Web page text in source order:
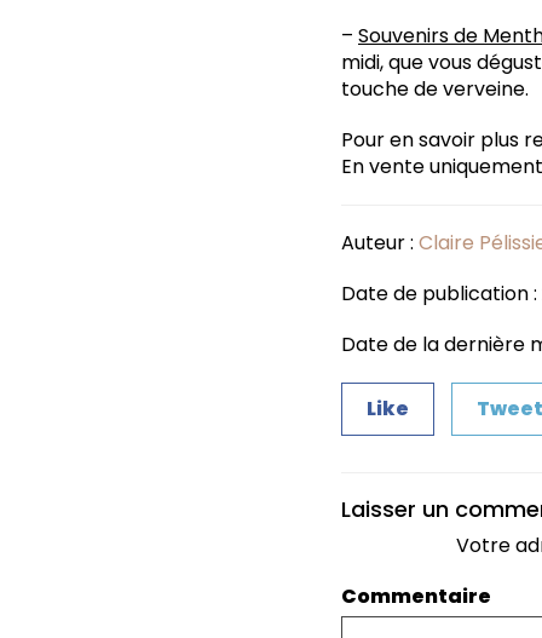
– Souvenirs de
midi, que vous
touche de verveine.
Pour en savoir plus
En vente
Auteur : Claire
Date de publication :
Date de la dernière
Like Tweet
Laisser un
Votre
Commentaire